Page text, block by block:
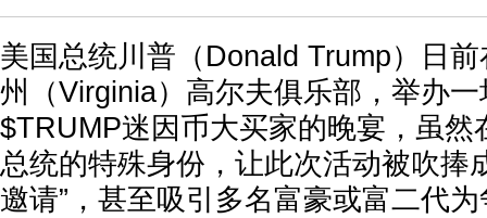
美国总统川普（Donald Trump）日
州（Virginia）高尔夫俱乐部，举办
$TRUMP迷因币大买家的晚宴，虽然
总统的特殊身份，让此次活动被吹捧
邀请”，甚至吸引多名富豪或富二代